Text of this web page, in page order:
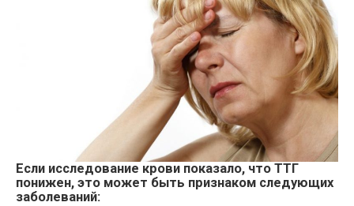
Если исследование крови показало, что ТТГ
понижен, это может быть признаком следующих
заболеваний: